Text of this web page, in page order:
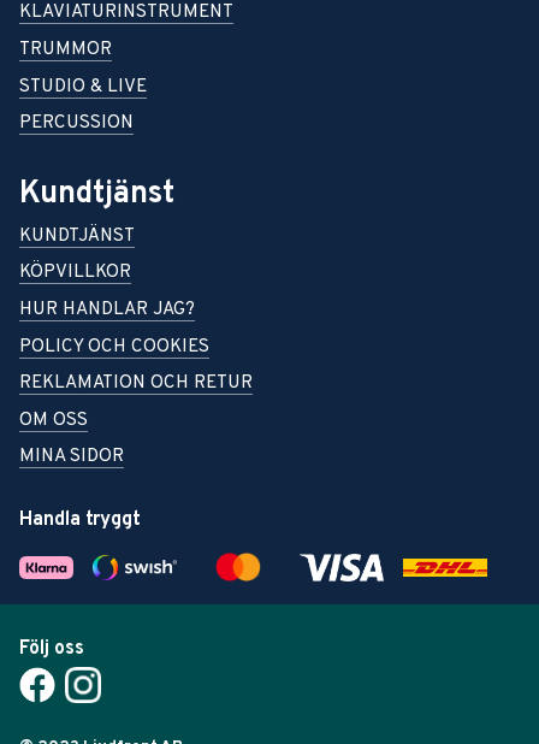
KLAVIATURINSTRUMENT
TRUMMOR
STUDIO & LIVE
PERCUSSION
Kundtjänst
KUNDTJÄNST
KÖPVILLKOR
HUR HANDLAR JAG?
POLICY OCH COOKIES
REKLAMATION OCH RETUR
OM OSS
MINA SIDOR
Handla tryggt
Följ oss